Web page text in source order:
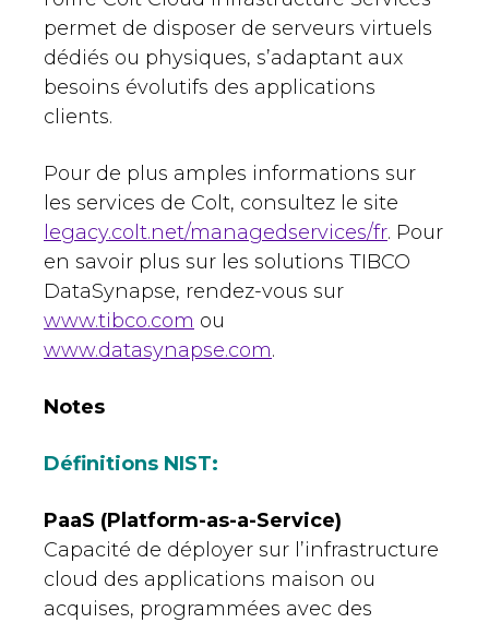
permet de disposer de serveurs virtuels
dédiés ou physiques, s’adaptant aux
besoins évolutifs des applications
clients.
Pour de plus amples informations sur
les services de Colt, consultez le site
legacy.colt.net/managedservices/fr. Pour
en savoir plus sur les solutions TIBCO
DataSynapse, rendez-vous sur
www.tibco.com ou
www.datasynapse.com.
Notes
Définitions NIST:
PaaS (Platform-as-a-Service)
Capacité de déployer sur l’infrastructure
cloud des applications maison ou
acquises, programmées avec des